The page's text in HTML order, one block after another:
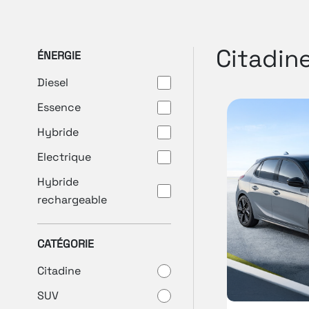
ÉNERGIE
Diesel
Essence
Hybride
Electrique
Hybride
rechargeable
CATÉGORIE
Citadine
SUV